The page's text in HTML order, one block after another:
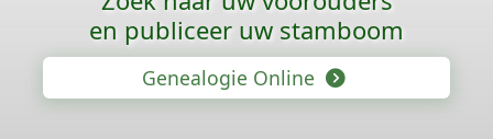
en publiceer uw stamboom
Genealogie Online